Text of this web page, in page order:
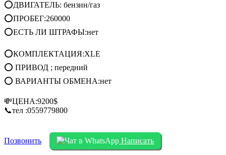
⭕ДВИГАТЕЛЬ: бензин/газ
⭕ПРОБЕГ:260000
⭕ЕСТЬ ЛИ ШТРАФЫ:нет
⭕КОМПЛЕКТАЦИЯ:XLE
⭕ ПРИВОД ; передний
⭕ ВАРИАНТЫ ОБМЕНА:нет
💸ЦЕНА:9200$
📞тел :0559779800
Позвонить Написать